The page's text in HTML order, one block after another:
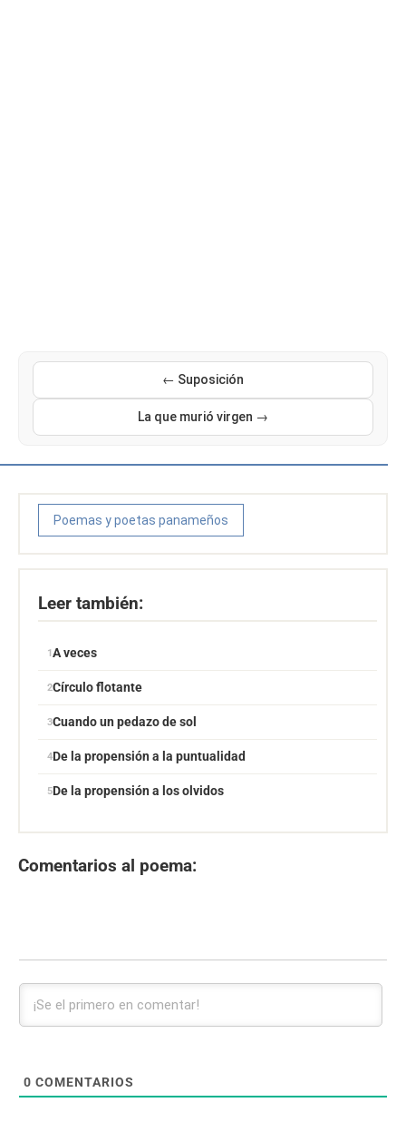
← Suposición
La que murió virgen →
Poemas y poetas panameños
Leer también:
A veces
Círculo flotante
Cuando un pedazo de sol
De la propensión a la puntualidad
De la propensión a los olvidos
Comentarios al poema:
0 COMENTARIOS